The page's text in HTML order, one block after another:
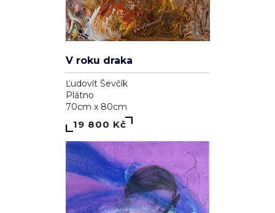
V roku draka
Ľudovít Ševčík
Plátno
70cm x 80cm
19 800 Kč